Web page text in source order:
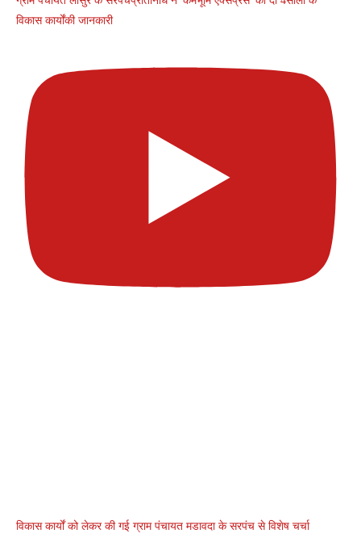
विकास कार्योंकी जानकारी
विकास कार्यों को लेकर की गई ग्राम पंचायत मडावदा के सरपंच से विशेष चर्चा